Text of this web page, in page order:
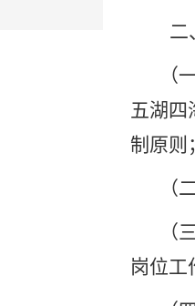
二
（
五湖四
制原则
（
（
岗位工